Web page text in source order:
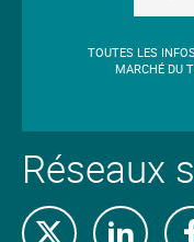
TOUTES LES
MARCHÉ DU
Réseaux